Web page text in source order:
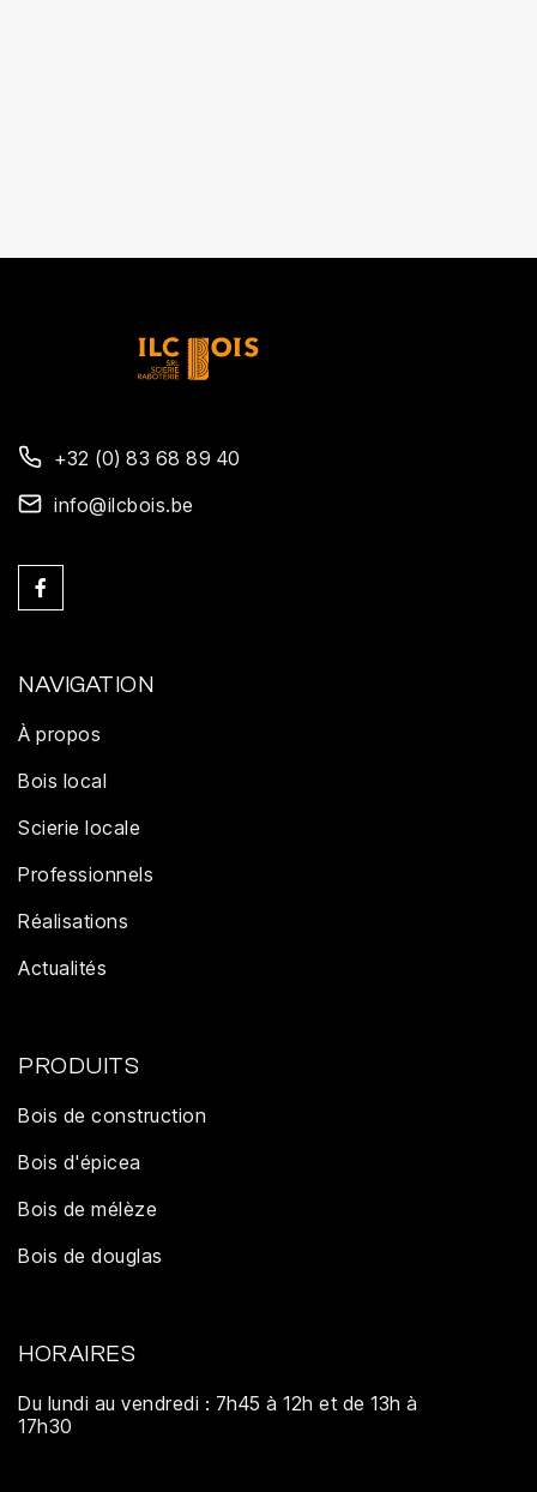
+32 (0) 83 68 89 40
info@ilcbois.be

NAVIGATION
À propos
Bois local
Scierie locale
Professionnels
Réalisations
Actualités
PRODUITS
Bois de construction
Bois d'épicea
Bois de mélèze
Bois de douglas
HORAIRES
Du lundi au vendredi : 7h45 à 12h et de 13h à
17h30